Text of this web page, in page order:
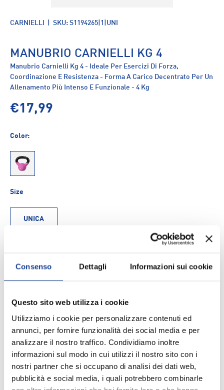
Consenso Dettagli Informazioni sui cookie
Questo sito web utilizza i cookie
Utilizziamo i cookie per personalizzare contenuti ed
annunci, per fornire funzionalità dei social media e per
analizzare il nostro traffico. Condividiamo inoltre
informazioni sul modo in cui utilizzi il nostro sito con i
nostri partner che si occupano di analisi dei dati web,
pubblicità e social media, i quali potrebbero combinarle
CARNIELLI SKU: S1194265|1|UNI
MANUBRIO CARNIELLI KG 4
Manubrio Carnielli Kg 4 - Ideale Per Esercizi Di Forza,
Coordinazione E Resistenza - Forma A Carico Decentrato Per Un
Allenamento Più Intenso E Funzionale - 4 Kg
€17,99
Color:
1
Size
UNICA
DESCRIZIONE